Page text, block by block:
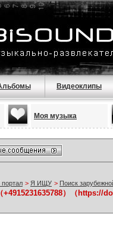
Видеоклипы
Моя музыка
> Я ИЩУ > Поиск
+4915231635788）（https://